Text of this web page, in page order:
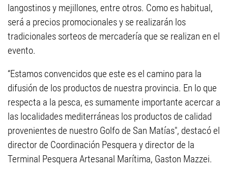
langostinos y mejillones, entre otros. Como es habitual,
será a precios promocionales y se realizarán los
tradicionales sorteos de mercadería que se realizan en el
evento.
“Estamos convencidos que este es el camino para la
difusión de los productos de nuestra provincia. En lo que
respecta a la pesca, es sumamente importante acercar a
las localidades mediterráneas los productos de calidad
provenientes de nuestro Golfo de San Matías", destacó el
director de Coordinación Pesquera y director de la
Terminal Pesquera Artesanal Marítima, Gaston Mazzei.